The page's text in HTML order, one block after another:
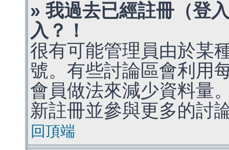
» 我過去已經註冊（登
入？！
很有可能管理員由於某
號。有些討論區會利用
會員做法來減少資料量
新註冊並參與更多的討
回頂端